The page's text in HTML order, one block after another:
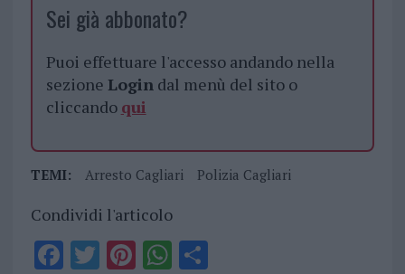
Sei già abbonato?
Puoi effettuare l'accesso andando nella
sezione Logindal menù del sito o
cliccando qui
TEMI: Arresto Cagliari Polizia Cagliari
Condividi l'articolo
F T PiWS